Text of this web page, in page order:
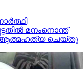
മനംനൊന്ത്
ചെയ്തു